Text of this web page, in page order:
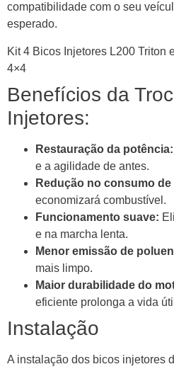
compatibilidade com o seu
esperado.
Kit 4 Bicos Injetores L200 Triton
4×4
Benefícios da
Injetores:
Restauração da potência:
e a agilidade de antes.
Redução no consumo
economizará combustível.
Funcionamento suave:
e na marcha lenta.
Menor emissão de
mais limpo.
Maior durabilidade do
eficiente prolonga a vida
Instalação
A instalação dos bicos injetores